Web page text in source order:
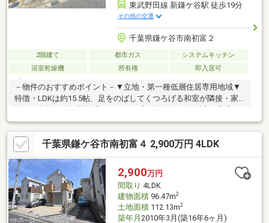
東武野田線 新鎌ケ谷駅 徒歩19分
その他の交通
千葉県鎌ケ谷市南初富２
2階建て 都市ガス
システムキッチン
浴室乾燥機
所有権 即入居可
－物件のおすすめポイント－▼立地・第一種低層住居専用地域▼
特徴・LDKは約15.5帖、足をのばしてくつろげる和室が隣接・家
収納スペースを確保・1・2階にトイレがあり、ゆとりをもって使
用可能・駐車スペース1台分有(車種制限有)・即引渡し可能(残金精
算後)▼設備・浴室は1616サイズ・浴室換気乾燥機能・TVモニタ
ー付インターホン▼周辺環境・鎌ケ谷市立五本松小学校 徒歩2分
(約130m)■ ご希望の住まい探しをお手伝いします
━━━━━・・・物件の詳細・ご相談はお気軽にお問い合わせく
ださい。
千葉県鎌ケ谷市南初富４ 2,900万円 4LDK
2,900万円
間取り 4LDK
建物面積96.47m2
土地面積112.13m2
築年月 2010年3月(築16年6ヶ月)